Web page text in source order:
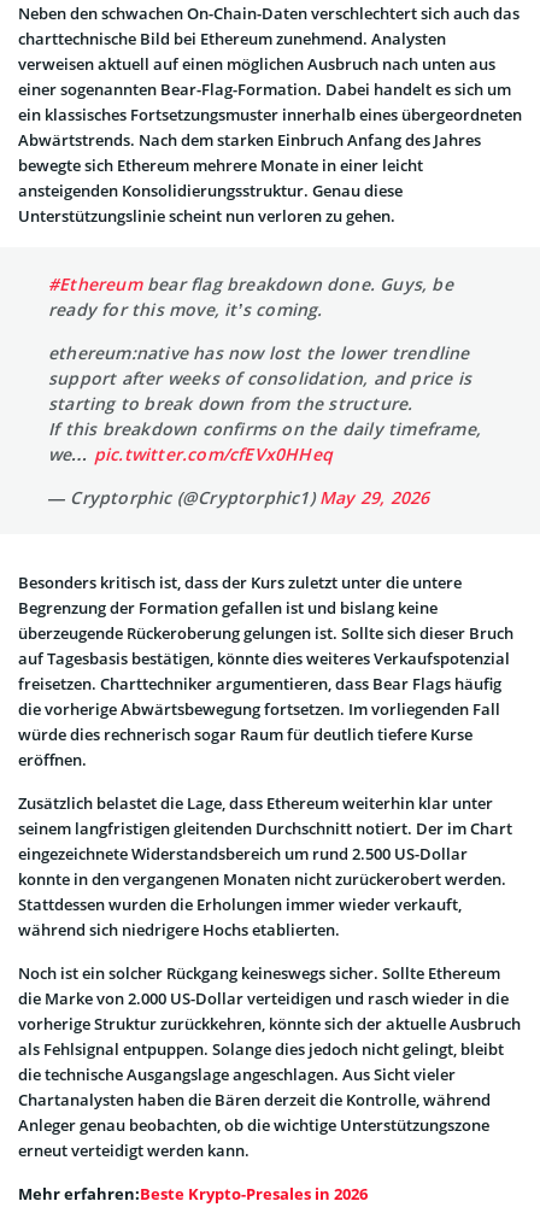
Neben den schwachen On-Chain-Daten verschlechtert sich auch das
charttechnische Bild bei Ethereum zunehmend. Analysten
verweisen aktuell auf einen möglichen Ausbruch nach unten aus
einer sogenannten Bear-Flag-Formation. Dabei handelt es sich um
ein klassisches Fortsetzungsmuster innerhalb eines übergeordneten
Abwärtstrends. Nach dem starken Einbruch Anfang des Jahres
bewegte sich Ethereum mehrere Monate in einer leicht
ansteigenden Konsolidierungsstruktur. Genau diese
Unterstützungslinie scheint nun verloren zu gehen.
#Ethereumbear flag breakdown done. Guys, be
ready for this move, it’s coming.
ethereum:native has now lost the lower trendline
support after weeks of consolidation, and price is
starting to break down from the structure.
If this breakdown confirms on the daily timeframe,
we… pic.twitter.com/cfEVx0HHeq
— Cryptorphic (@Cryptorphic1)May 29, 2026
Besonders kritisch ist, dass der Kurs zuletzt unter die untere
Begrenzung der Formation gefallen ist und bislang keine
überzeugende Rückeroberung gelungen ist. Sollte sich dieser Bruch
auf Tagesbasis bestätigen, könnte dies weiteres Verkaufspotenzial
freisetzen. Charttechniker argumentieren, dass Bear Flags häufig
die vorherige Abwärtsbewegung fortsetzen. Im vorliegenden Fall
würde dies rechnerisch sogar Raum für deutlich tiefere Kurse
eröffnen.
Zusätzlich belastet die Lage, dass Ethereum weiterhin klar unter
seinem langfristigen gleitenden Durchschnitt notiert. Der im Chart
eingezeichnete Widerstandsbereich um rund 2.500 US-Dollar
konnte in den vergangenen Monaten nicht zurückerobert werden.
Stattdessen wurden die Erholungen immer wieder verkauft,
während sich niedrigere Hochs etablierten.
Noch ist ein solcher Rückgang keineswegs sicher. Sollte Ethereum
die Marke von 2.000 US-Dollar verteidigen und rasch wieder in die
vorherige Struktur zurückkehren, könnte sich der aktuelle Ausbruch
als Fehlsignal entpuppen. Solange dies jedoch nicht gelingt, bleibt
die technische Ausgangslage angeschlagen. Aus Sicht vieler
Chartanalysten haben die Bären derzeit die Kontrolle, während
Anleger genau beobachten, ob die wichtige Unterstützungszone
erneut verteidigt werden kann.
Mehr erfahren:Beste Krypto-Presales in 2026